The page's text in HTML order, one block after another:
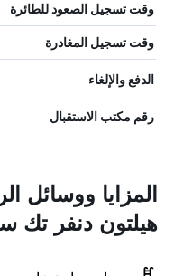
وقت تسجيل الصعود للطائرة
وقت تسجيل المغادرة
الدفع والإلغاء
رقم مكتب الاستقبال
المزايا ووسائل
هيلتون دنفر تك